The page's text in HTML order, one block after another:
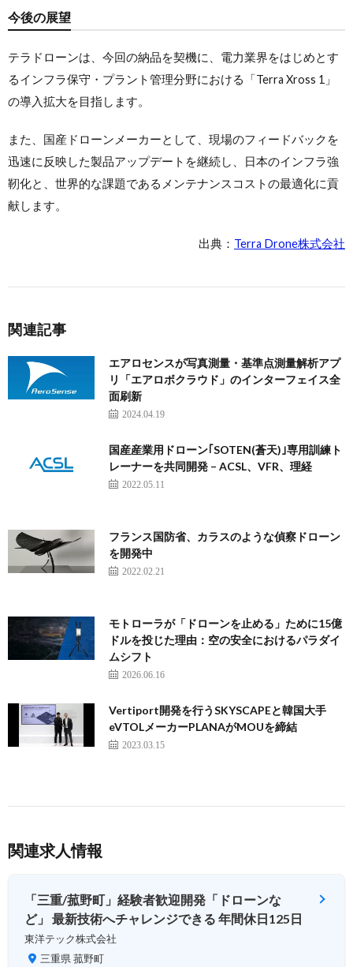
今後の展望
テラドローンは、今回の納品を契機に、電力業界をはじめとす
るインフラ保守・プラント管理分野における「Terra Xross 1」
の導入拡大を目指します。
また、国産ドローンメーカーとして、現場のフィードバックを
迅速に反映した製品アップデートを継続し、日本のインフラ強
靭化と、世界的な課題であるメンテナンスコストの最適化に貢
献します。
出典： Terra Drone株式会社
関連記事
エアロセンスが写真測量・基準点測量解析アプ
リ「エアロボクラウド」のインターフェイス全
面刷新
2024.04.19
国産産業用ドローン｢SOTEN(蒼天)｣専用訓練ト
レーナーを共同開発 – ACSL、VFR、理経
2022.05.11
フランス国防省、カラスのような偵察ドローン
を開発中
2022.02.21
モトローラが「ドローンを止める」ために15億
ドルを投じた理由：空の安全におけるパラダイ
ムシフト
2026.06.16
Vertiport開発を行うSKYSCAPEと韓国大手
eVTOLメーカーPLANAがMOUを締結
2023.03.15
関連求人情報
「三重/菰野町」経験者歓迎開発「ドローンな
ど」 最新技術へチャレンジできる 年間休日125日
東洋テック株式会社
三重県 菰野町